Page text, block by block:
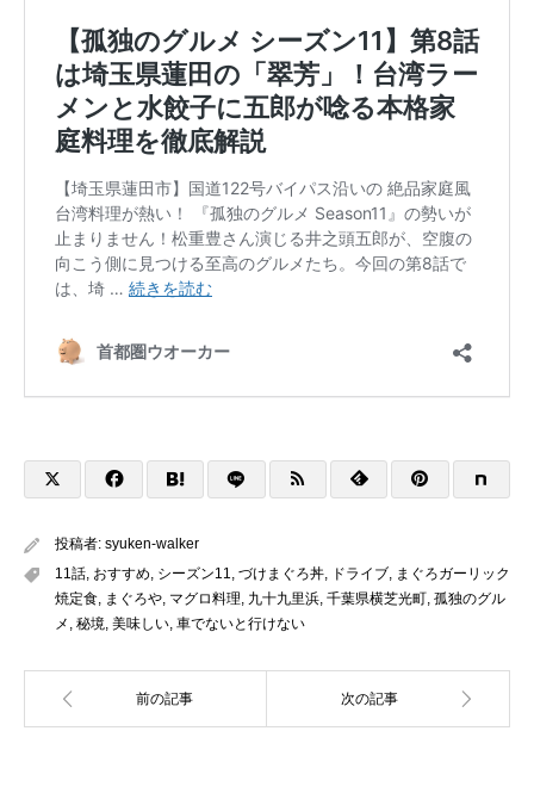
投稿者: syuken-walker
11話 おすすめ シーズン11 づけまぐろ丼 ドライブ まぐろガーリック
焼定食 まぐろや マグロ料理 九十九里浜 千葉県横芝光町 孤独のグル
メ 秘境 美味しい 車でないと行けない